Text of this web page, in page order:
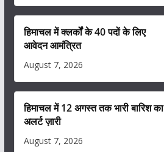
हिमाचल में क्लर्कों के 40 पदों के लिए
आवेदन आमंत्रित
August 7, 2026
हिमाचल में 12 अगस्त तक भारी बारिश का
अलर्ट ज़ारी
August 7, 2026